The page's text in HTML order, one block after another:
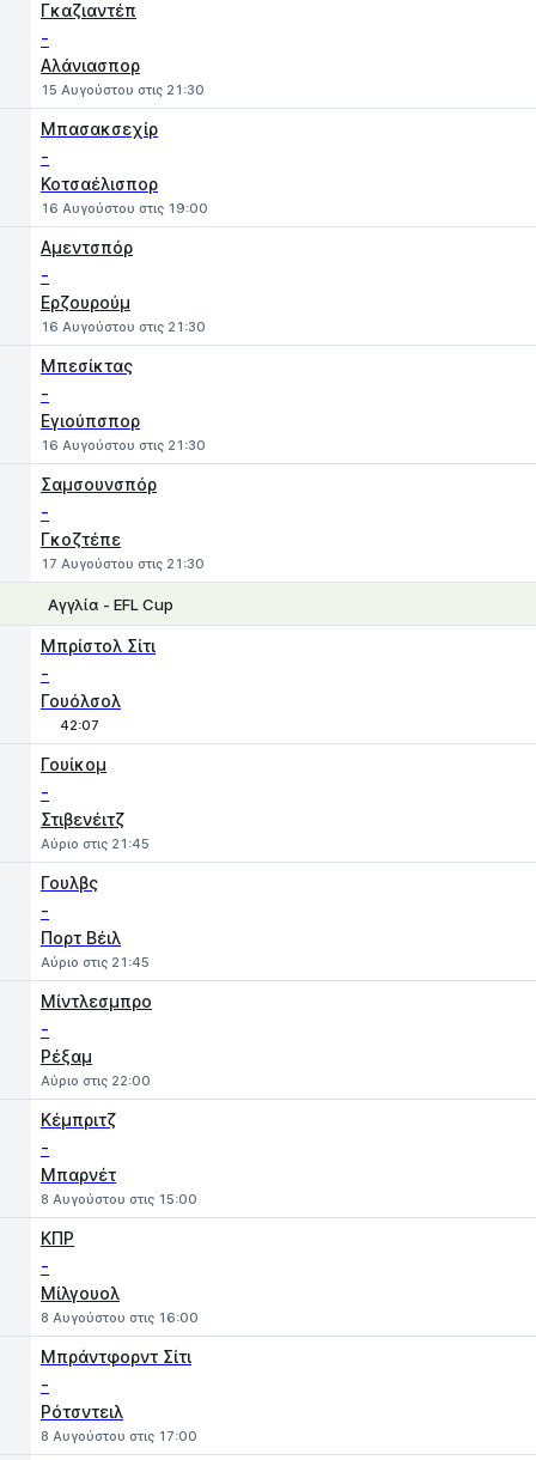
Γκαζιαντέπ
-
Αλάνιασπορ
15 Αυγούστου στις 21:30
Μπασακσεχίρ
-
Κοτσαέλισπορ
16 Αυγούστου στις 19:00
Αμεντσπόρ
-
Ερζουρούμ
16 Αυγούστου στις 21:30
Μπεσίκτας
-
Εγιούπσπορ
16 Αυγούστου στις 21:30
Σαμσουνσπόρ
-
Γκοζτέπε
17 Αυγούστου στις 21:30
Αγγλία - EFL Cup
Μπρίστολ Σίτι
-
Γουόλσολ
42:07
Γουίκομ
-
Στιβενέιτζ
Αύριο στις 21:45
Γουλβς
-
Πορτ Βέιλ
Αύριο στις 21:45
Μίντλεσμπρο
-
Ρέξαμ
Αύριο στις 22:00
Κέμπριτζ
-
Μπαρνέτ
8 Αυγούστου στις 15:00
ΚΠΡ
-
Μίλγουολ
8 Αυγούστου στις 16:00
Μπράντφορντ Σίτι
-
Ρότσντειλ
8 Αυγούστου στις 17:00